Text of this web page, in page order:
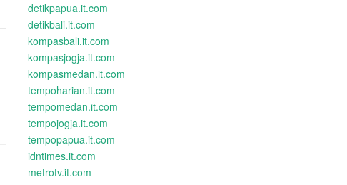
detikpapua.it.com
detikbali.it.com
kompasbali.it.com
kompasjogja.it.com
kompasmedan.it.com
tempoharian.it.com
tempomedan.it.com
tempojogja.it.com
tempopapua.it.com
idntimes.it.com
metrotv.it.com